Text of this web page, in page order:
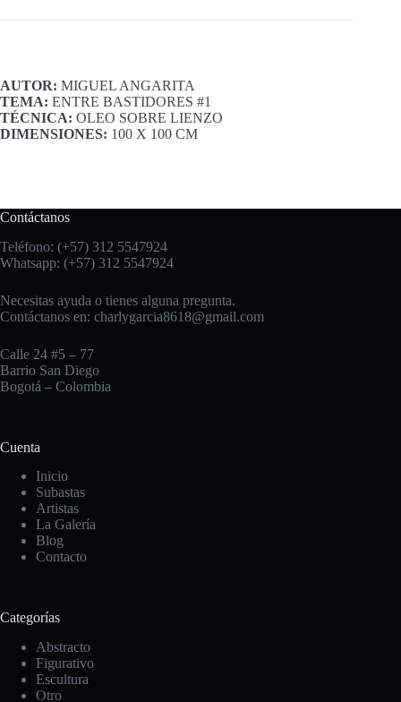
AUTOR: MIGUEL ANGARITA
TEMA: ENTRE BASTIDORES #1
TÉCNICA: OLEO SOBRE LIENZO
DIMENSIONES: 100 X 100 CM
Contáctanos
Teléfono: (+57) 312 5547924
Whatsapp: (+57) 312 5547924
Necesitas ayuda o tienes alguna pregunta.
Contáctanos en: charlygarcia8618@gmail.com
Calle 24 #5 – 77
Barrio San Diego
Bogotá – Colombia
Cuenta
Inicio
Subastas
Artistas
La Galería
Blog
Contacto
Categorías
Abstracto
Figurativo
Escultura
Otro